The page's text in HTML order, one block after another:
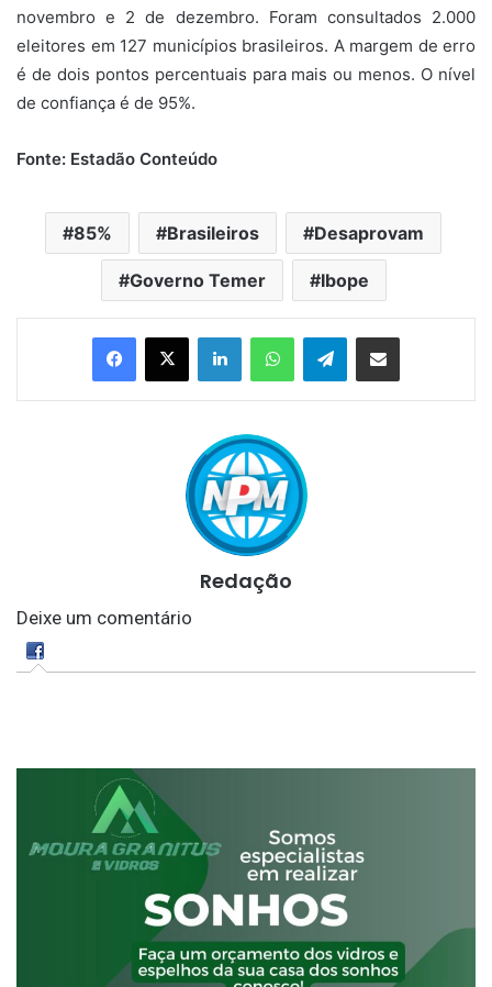
novembro e 2 de dezembro. Foram consultados 2.000
eleitores em 127 municípios brasileiros. A margem de erro
é de dois pontos percentuais para mais ou menos. O nível
de confiança é de 95%.
Fonte: Estadão Conteúdo
85% Brasileiros Desaprovam
Governo Temer Ibope
Telegram
Redação
Deixe um comentário